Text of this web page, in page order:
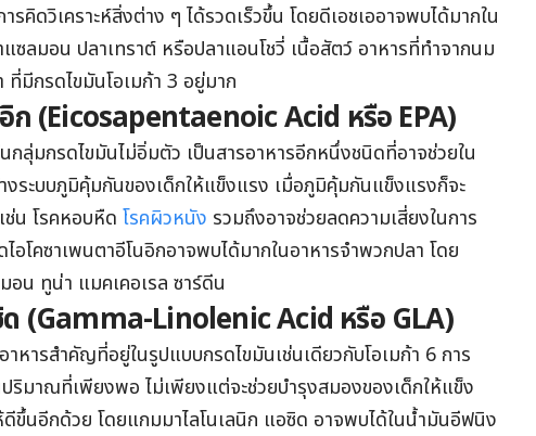
รคิดวิเคราะห์สิ่งต่าง ๆ ได้รวดเร็วขึ้น โดยดีเอชเออาจพบได้มากใน
แซลมอน ปลาเทราต์ หรือปลาแอนโชวี่ เนื้อสัตว์ อาหารที่ทำจากนม
มีกรดไขมันโอเมก้า 3 อยู่มาก
ก (Eicosapentaenoic Acid หรือ EPA)
กลุ่มกรดไขมันไม่อิ่มตัว เป็นสารอาหารอีกหนึ่งชนิดที่อาจช่วยใน
งระบบภูมิคุ้มกันของเด็กให้แข็งแรง เมื่อภูมิคุ้มกันแข็งแรงก็จะ
ช่น โรคหอบหืด โรคผิวหนัง รวมถึงอาจช่วยลดความเสี่ยงในการ
อโคซาเพนตาอีโนอิกอาจพบได้มากในอาหารจำพวกปลา โดย
อน ทูน่า แมคเคอเรล ซาร์ดีน
(Gamma-Linolenic Acid หรือ GLA)
หารสำคัญที่อยู่ในรูปแบบกรดไขมันเช่นเดียวกับโอเมก้า 6 การ
ริมาณที่เพียงพอ ไม่เพียงแต่จะช่วยบำรุงสมองของเด็กให้แข็ง
ดีขึ้นอีกด้วย โดยแกมมาไลโนเลนิก แอซิด อาจพบได้ในน้ำมันอีฟนิง